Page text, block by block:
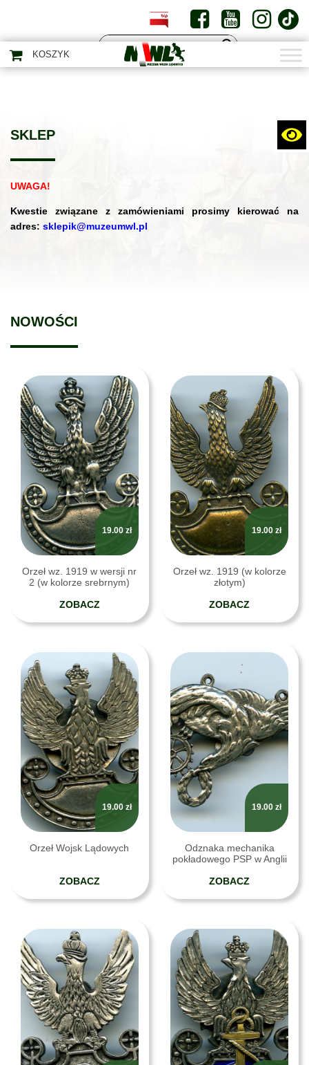
PL EN
KOSZYK
SKLEP
UWAGA!
Kwestie związane z zamówieniami prosimy kierować na
adres: sklepik@muzeumwl.pl
NOWOŚCI
Orzeł wz. 1919 w wersji nr
2 (w kolorze srebrnym)
19.00 zł
ZOBACZ
Orzeł wz. 1919 (w kolorze
złotym)
19.00 zł
ZOBACZ
Orzeł Wojsk Lądowych
19.00 zł
ZOBACZ
Odznaka mechanika
pokładowego PSP w Anglii
19.00 zł
ZOBACZ